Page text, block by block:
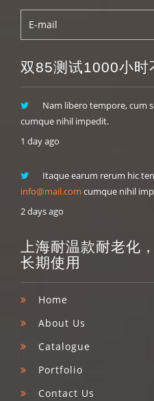
双85测试1000小时
Nam libero tempore, cum
cumque nihil impedit.
1 day ago
Itaque earum rerum hic
info@mail.com cumque nihil
2 days ago
上海耐温款耐老化
长期使用
Home
About Us
Catalogue
Portfolio
Contact Us